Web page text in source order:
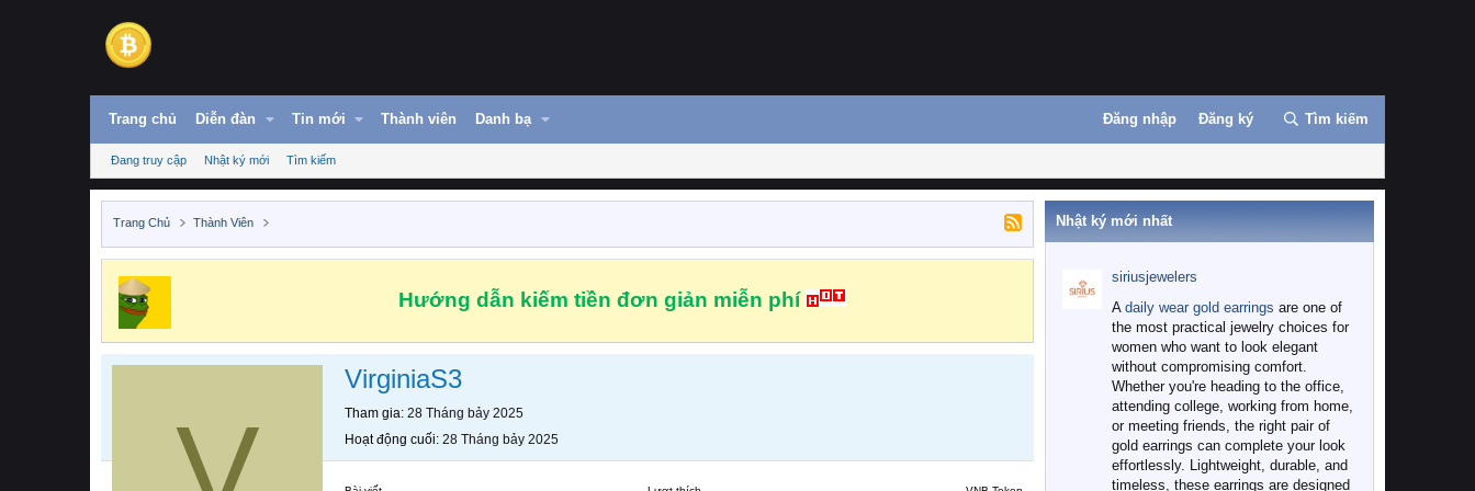
Trang chủ Diễn đàn Tin mới Thành viên Danh bạ Đăng nhập Đăng ký Tìm kiếm
Đang truy cập Nhật ký mới Tìm kiếm
Trang Chủ Thành Viên
Hướng dẫn kiếm tiền đơn giản miễn phí
VirginiaS3
Tham gia 28 Tháng bảy 2025
Hoạt động cuối 28 Tháng bảy 2025
Nhật ký mới nhất
siriusjewelers
A daily wear gold earrings are one of
the most practical jewelry choices for
women who want to look elegant
without compromising comfort.
Whether you're heading to the office,
attending college, working from home,
or meeting friends, the right pair of
gold earrings can complete your look
effortlessly. Lightweight, durable, and
timeless, these earrings are designed